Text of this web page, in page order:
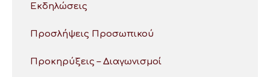
Εκδηλώσεις
Προσλήψεις Προσωπικού
Προκηρύξεις – Διαγωνισμοί